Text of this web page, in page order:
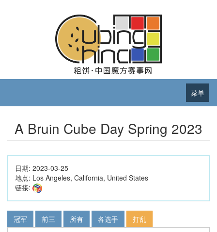
菜单
A Bruin Cube Day Spring 2023
日期: 2023-03-25
地点: Los Angeles, California, United States
链接:
冠军 前三 所有 各选手 打乱